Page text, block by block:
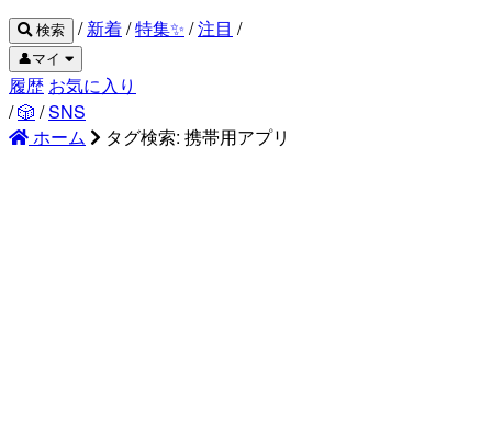
検索 / 新着/特集✨ /注目 /
👤マイ
履歴 お気に入り
/🎲 /SNS
ホーム
タグ検索: 携帯用アプリ